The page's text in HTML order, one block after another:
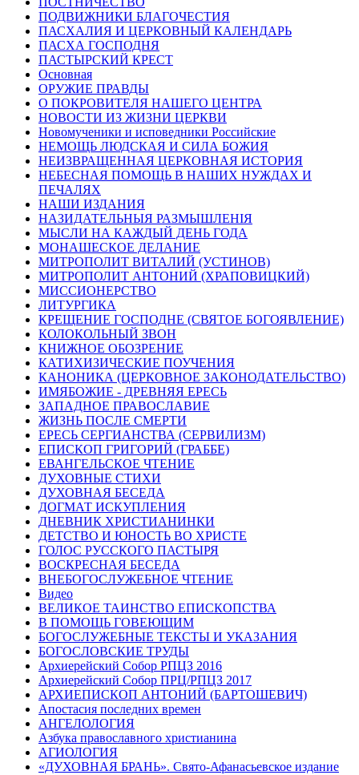
ПОДВИЖНИКИ БЛАГОЧЕСТИЯ
ПАСХАЛИЯ И ЦЕРКОВНЫЙ КАЛЕНДАРЬ
ПАСХА ГОСПОДНЯ
ПАСТЫРСКИЙ КРЕСТ
Основная
ОРУЖИЕ ПРАВДЫ
О ПОКРОВИТЕЛЯ НАШЕГО ЦЕНТРА
НОВОСТИ ИЗ ЖИЗНИ ЦЕРКВИ
Новомученики и исповедники Российские
НЕМОЩЬ ЛЮДСКАЯ И СИЛА БОЖИЯ
НЕИЗВРАЩЕННАЯ ЦЕРКОВНАЯ ИСТОРИЯ
НЕБЕСНАЯ ПОМОЩЬ В НАШИХ НУЖДАХ И
ПЕЧАЛЯХ
НАШИ ИЗДАНИЯ
НАЗИДАТЕЛЬНЫЯ РАЗМЫШЛЕНІЯ
МЫСЛИ НА КАЖДЫЙ ДЕНЬ ГОДА
МОНАШЕСКОЕ ДЕЛАНИЕ
МИТРОПОЛИТ ВИТАЛИЙ (УСТИНОВ)
МИТРОПОЛИТ АНТОНИЙ (ХРАПОВИЦКИЙ)
МИССИОНЕРСТВО
ЛИТУРГИКА
КРЕЩЕНИЕ ГОСПОДНЕ (СВЯТОЕ БОГОЯВЛЕНИЕ)
КОЛОКОЛЬНЫЙ ЗВОН
КНИЖНОЕ ОБОЗРЕНИЕ
КАТИХИЗИЧЕСКИЕ ПОУЧЕНИЯ
КАНОНИКА (ЦЕРКОВНОЕ ЗАКОНОДАТЕЛЬСТВО)
ИМЯБОЖИЕ - ДРЕВНЯЯ ЕРЕСЬ
ЗАПАДНОЕ ПРАВОСЛАВИЕ
ЖИЗНЬ ПОСЛЕ СМЕРТИ
ЕРЕСЬ СЕРГИАНСТВА (СЕРВИЛИЗМ)
ЕПИСКОП ГРИГОРИЙ (ГРАББЕ)
ЕВАНГЕЛЬСКОЕ ЧТЕНИЕ
ДУХОВНЫЕ СТИХИ
ДУХОВНАЯ БЕСЕДА
ДОГМАТ ИСКУПЛЕНИЯ
ДНЕВНИК ХРИСТИАНИНКИ
ДЕТСТВО И ЮНОСТЬ ВО ХРИСТЕ
ГОЛОС РУССКОГО ПАСТЫРЯ
ВОСКРЕСНАЯ БЕСЕДА
ВНЕБОГОСЛУЖЕБНОЕ ЧТЕНИЕ
Видео
ВЕЛИКОЕ ТАИНСТВО ЕПИСКОПСТВА
В ПОМОЩЬ ГОВЕЮЩИМ
БОГОСЛУЖЕБНЫЕ ТЕКСТЫ И УКАЗАНИЯ
БОГОСЛОВСКИЕ ТРУДЫ
Архиерейский Собор РПЦЗ 2016
Архиерейский Собор ПРЦ/РПЦЗ 2017
АРХИЕПИСКОП АНТОНИЙ (БАРТОШЕВИЧ)
Апостасия последних времен
АНГЕЛОЛОГИЯ
Азбука православного христианина
АГИОЛОГИЯ
«ДУХОВНАЯ БРАНЬ». Свято-Афанасьевское издание